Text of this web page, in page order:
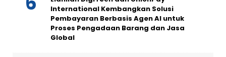
International Kembangkan Solusi
Pembayaran Berbasis Agen AI untuk
Proses Pengadaan Barang dan Jasa
Global